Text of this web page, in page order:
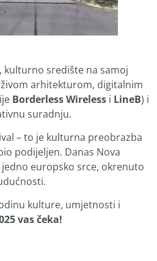
, kulturno središte na samoj
arhitekturom, digitalnim
Borderless Wireless i LineB) i
suradnju.
– to je kulturna preobrazba
podijeljen. Danas Nova
europsko srce, okrenuto
kulture, umjetnosti i
vas čeka!